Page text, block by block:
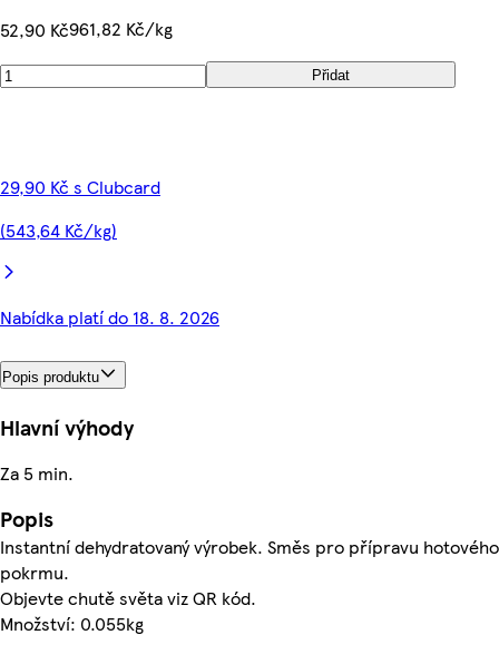
52,90 Kč961,82 Kč/kg
Přidat
29,90 Kč s Clubcard
(543,64 Kč/kg)
Nabídka platí do 18. 8. 2026
Popis produktu
Hlavní výhody
Za 5 min.
Popis
Instantní dehydratovaný výrobek. Směs pro přípravu hotového
pokrmu.
Objevte chutě světa viz QR kód.
Množství: 0.055kg